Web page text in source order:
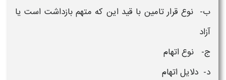
ب- نوع قرار تامين با قيد اين كه متهم بازداشت است يا
آزاد
ج- نوع اتهام
د- دلايل اتهام